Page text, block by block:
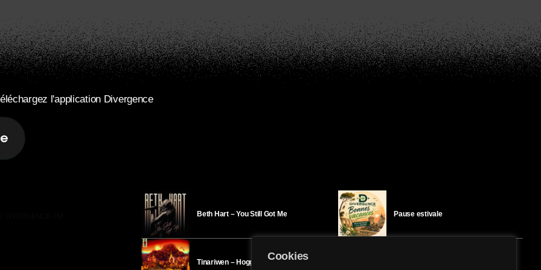
Cookies
l'application Divergence
Beth Hart – You Still Got Me
Tinariwen – Hoggar
Pause estivale